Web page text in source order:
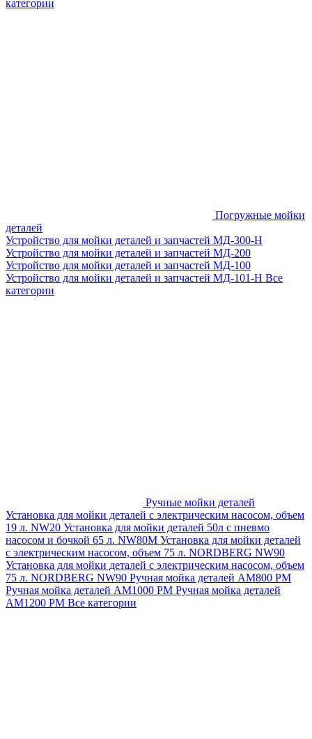
категории
Погружные мойки
деталей
Устройство для мойки деталей и запчастей МД-300-H
Устройство для мойки деталей и запчастей МД-200
Устройство для мойки деталей и запчастей МД-100
Устройство для мойки деталей и запчастей МД-101-Н Все
категории
Ручные мойки деталей
Установка для мойки деталей с электрическим насосом, объем
19 л. NW20 Установка для мойки деталей 50л с пневмо
насосом и бочкой 65 л. NW80M Установка для мойки деталей
с электрическим насосом, объем 75 л. NORDBERG NW90
Установка для мойки деталей с электрическим насосом, объем
75 л. NORDBERG NW90 Ручная мойка деталей АМ800 РМ
Ручная мойка деталей АМ1000 РМ Ручная мойка деталей
АМ1200 РМ Все категории